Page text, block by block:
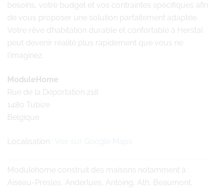
besoins, votre budget et vos contraintes spécifiques afin
de vous proposer une solution parfaitement adaptée.
Votre rêve d’habitation durable et confortable à Herstal
peut devenir réalité plus rapidement que vous ne
l’imaginez.
ModuleHome
Rue de la Déportation 218
1480 Tubize
Belgique
Localisation : Voir sur Google Maps
Modulehome construit des maisons notamment à :
Aiseau-Presles, Anderlues, Antoing, Ath, Beaumont,